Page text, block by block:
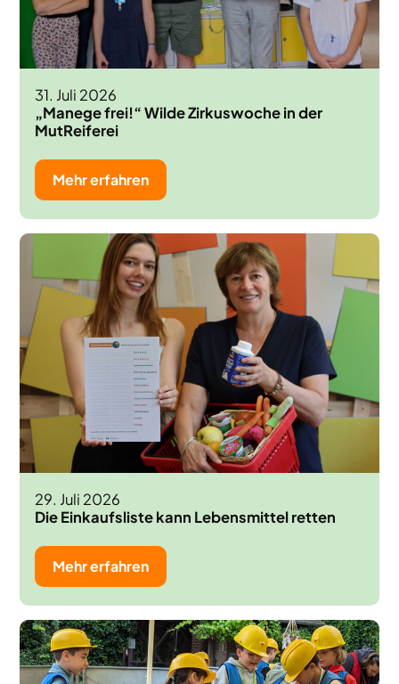
31. Juli 2026
„Manege frei!“ Wilde Zirkuswoche in der
MutReiferei
Mehr erfahren
29. Juli 2026
Die Einkaufsliste kann Lebensmittel retten
Mehr erfahren